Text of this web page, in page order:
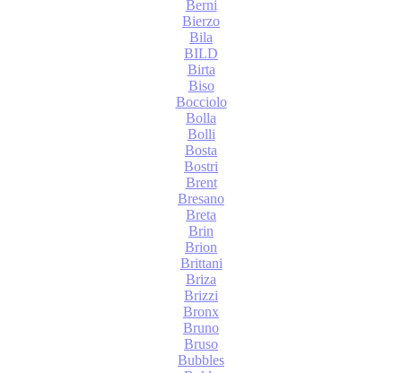
Berni
Bierzo
Bila
BILD
Birta
Biso
Bocciolo
Bolla
Bolli
Bosta
Bostri
Brent
Bresano
Breta
Brin
Brion
Brittani
Briza
Brizzi
Bronx
Bruno
Bruso
Bubbles